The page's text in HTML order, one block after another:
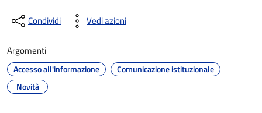
Condividi Vedi azioni
Argomenti
Accesso all'informazione
Comunicazione istituzionale
Novità